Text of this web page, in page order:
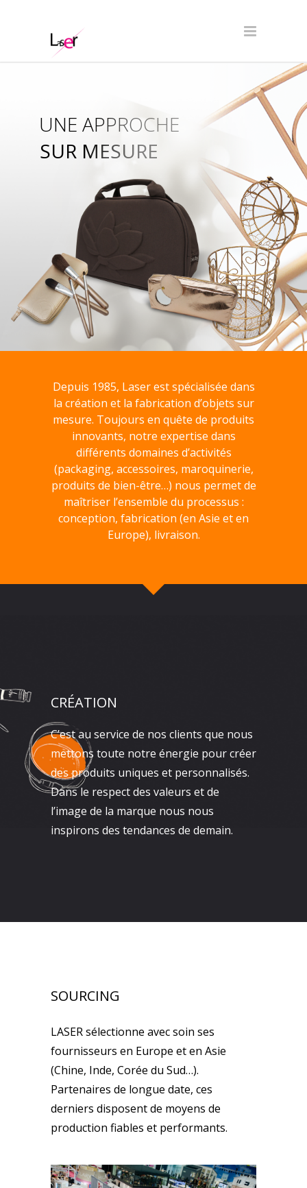
SUR MESURE
UNE APPROCHE
Depuis 1985, Laser est spécialisée dans
la création et la fabrication d’objets sur
mesure. Toujours en quête de produits
innovants, notre expertise dans
différents domaines d’activités
(packaging, accessoires, maroquinerie,
produits de bien-être…) nous permet de
maîtriser l’ensemble du processus :
conception, fabrication (en Asie et en
Europe), livraison.
CRÉATION
C’est au service de nos clients que nous
mettons toute notre énergie pour créer
des produits uniques et personnalisés.
Dans le respect des valeurs et de
l’image de la marque nous nous
inspirons des tendances de demain.
SOURCING
LASER sélectionne avec soin ses
fournisseurs en Europe et en Asie
(Chine, Inde, Corée du Sud…).
Partenaires de longue date, ces
derniers disposent de moyens de
production fiables et performants.